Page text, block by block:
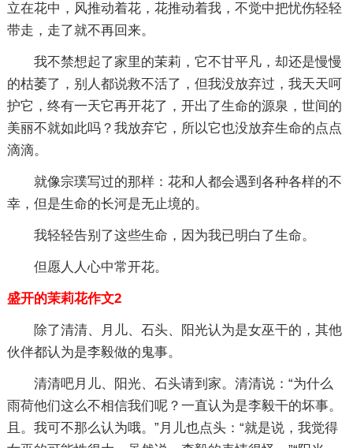
立在花中，风推动着花，花推动着我，不觉中把忧伤轻轻
带走，走了就不再回来。
我不禁想起了家里的茉莉，它不甘平凡，却还是慢慢
的枯萎了，别人都说救不活了，但我没放弃过，我天天呵
护它，终有一天它再开花了，开出了生命的源泉，世间的
美丽不就如此吗？我放弃它，所以它也没放弃生命的点点
滴滴。
就像宗璞写过的那样：花和人都会遇到各种各样的不
幸，但是生命的长河是无止境的。
我轻轻告别了这些生命，因为我已明白了生命。
但愿人人心中常开花。
盛开的茉莉花作文2
除了清清、月儿、石头、阳光认为是女巫干的，其他
伙伴都认为是李毅做的鬼事。
清清吧月儿、阳光、石头请到家。清清说：“为什么
雨荷他们这么不相信我们呢？一直认为是李毅干的坏事。
且。我可不那么认为哦。”月儿也点头：“就是说，我觉得